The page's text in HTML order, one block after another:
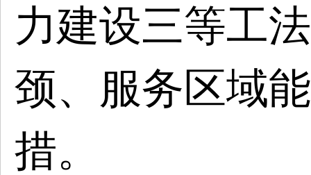
力建设三等工
颈、服务区域
措。